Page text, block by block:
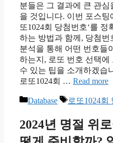
분들은 그 결과에 큰 관심
을 것입니다. 이번 포스팅
또1024회 당첨번호‘를 정
하는 방법과 함께, 당첨번
분석을 통해 어떤 번호들
하는지, 로또 번호 선택에
수 있는 팁을 소개하겠습
로또1024회 … Read more
Categories
Database Tags
로또1024회
2024년 명절 위